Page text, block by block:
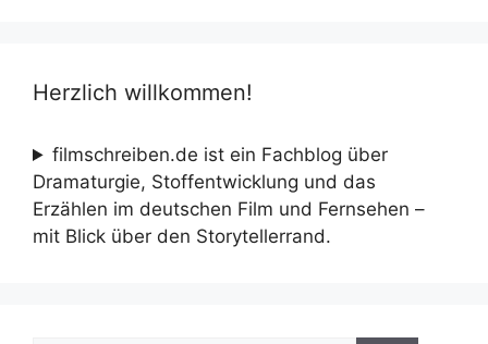
Herzlich willkommen!
filmschreiben.de ist ein Fachblog über
Dramaturgie, Stoffentwicklung und das
Erzählen im deutschen Film und Fernsehen –
mit Blick über den Storytellerrand.